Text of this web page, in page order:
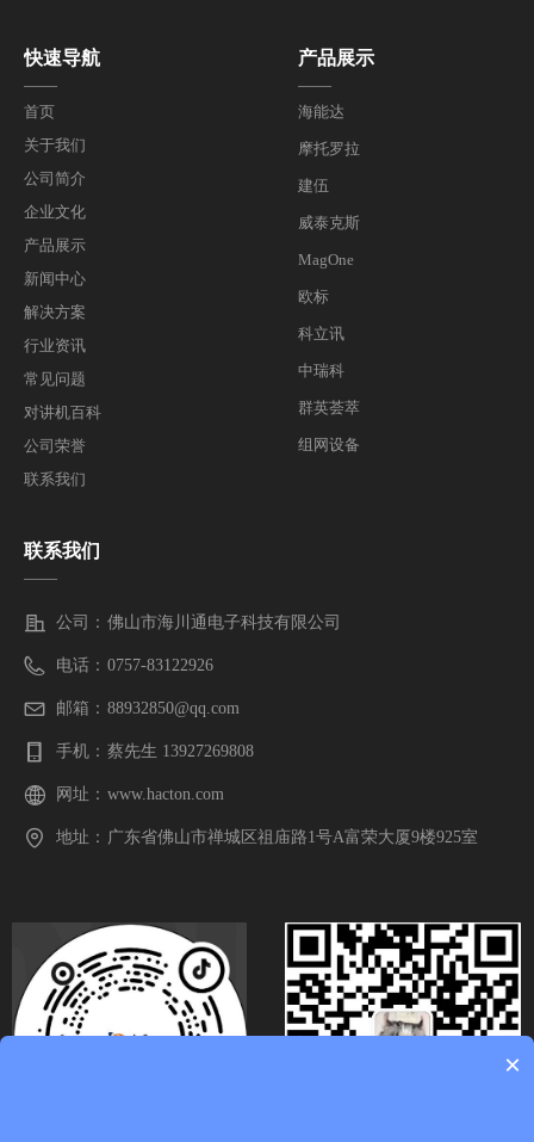
快速导航
——
首页
关于我们
公司简介
企业文化
产品展示
新闻中心
解决方案
行业资讯
常见问题
对讲机百科
公司荣誉
联系我们
海能达
摩托罗拉
建伍
威泰克斯
MagOne
欧标
科立讯
中瑞科
群英荟萃
组网设备
产品展示
——
联系我们
——
公司： 佛山市海川通电子科技有限公司
电话： 0757-83122926
邮箱： 88932850@qq.com
手机： 蔡先生 13927269808
网址： www.hacton.com
地址： 广东省佛山市禅城区祖庙路1号A富荣大厦9楼925室
×